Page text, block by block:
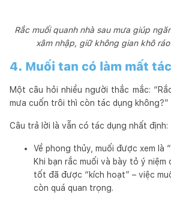
Rắc muối quanh nhà sau mưa giúp
xâm nhập, giữ không gian khô
4. Muối tan có làm mất
Một câu hỏi nhiều người thắc mắc:
mưa cuốn trôi thì còn tác dụng không?”
Câu trả lời là vẫn có tác dụng nhất định:
Về phong thủy, muối được xem là
Khi bạn rắc muối và bày tỏ ý niệm
tốt đã được “kích hoạt” – việc
còn quá quan trọng.